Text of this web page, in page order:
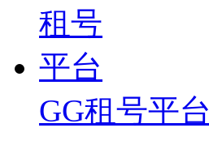
GG租号平台